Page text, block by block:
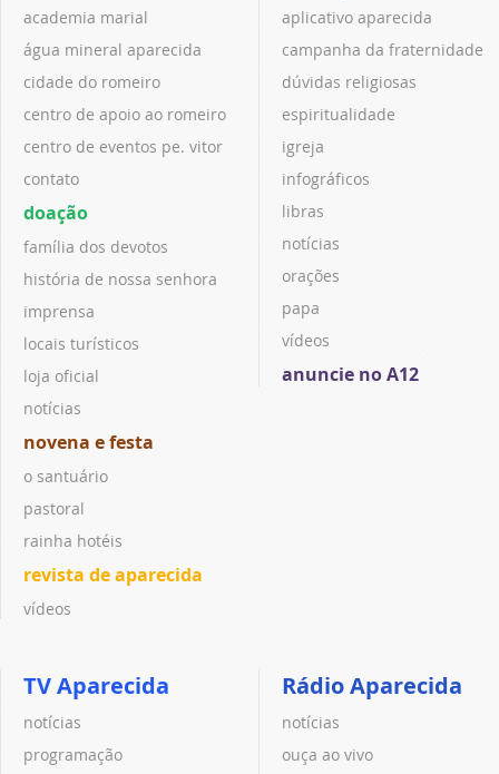
academia marial
água mineral aparecida
cidade do romeiro
centro de apoio ao romeiro
centro de eventos pe. vitor
contato
doação
família dos devotos
história de nossa senhora
imprensa
locais turísticos
loja oficial
notícias
novena e festa
o santuário
pastoral
rainha hotéis
revista de aparecida
vídeos
aplicativo aparecida
campanha da fraternidade
dúvidas religiosas
espiritualidade
igreja
infográficos
libras
notícias
orações
papa
vídeos
anuncie no A12
TV Aparecida
notícias
programação
Rádio Aparecida
notícias
ouça ao vivo